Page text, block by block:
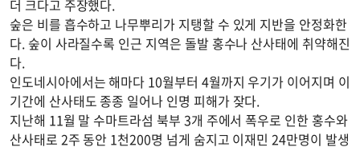
더 크다고 주장했다.
숲은 비를 흡수하고 나무뿌리가 지탱할 수 있게 지반을 안정화한
다. 숲이 사라질수록 인근 지역은 돌발 홍수나 산사태에 취약해진
다.
인도네시아에서는 해마다 10월부터 4월까지 우기가 이어지며 이
기간에 산사태도 종종 일어나 인명 피해가 잦다.
지난해 11월 말 수마트라섬 북부 3개 주에서 폭우로 인한 홍수와
산사태로 2주 동안 1천200명 넘게 숨지고 이재민 24만명이 발생